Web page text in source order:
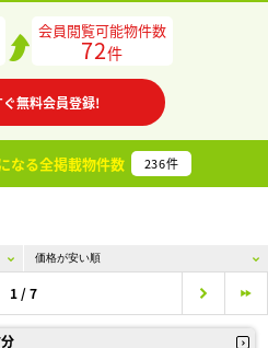
会員閲覧可能物件数
72件
ぐ無料会員登録!
なる全掲載物件数 236件
1 / 7